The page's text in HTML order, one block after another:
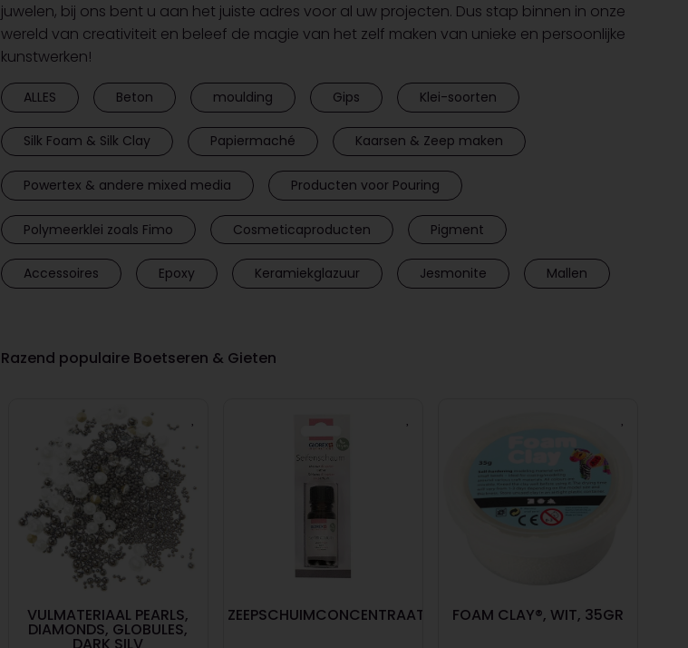
juwelen, bij ons bent u aan het juiste adres voor al uw projecten. Dus stap binnen in onze
wereld van creativiteit en beleef de magie van het zelf maken van unieke en persoonlijke
kunstwerken!
ALLES Beton moulding Gips Klei-soorten
Silk Foam & Silk Clay Papiermaché Kaarsen & Zeep maken
Powertex & andere mixed media Producten voor Pouring
Polymeerklei zoals Fimo Cosmeticaproducten Pigment
Accessoires Epoxy Keramiekglazuur Jesmonite Mallen
Razend populaire Boetseren & Gieten
VULMATERIAAL PEARLS,
DIAMONDS, GLOBULES,
ZEEPSCHUIMCONCENTRAAT FOAM CLAY®, WIT, 35GR